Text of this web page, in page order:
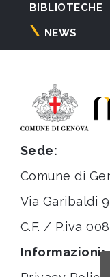
BIBLIOTECHE
NEWS
Sede:
Comune di
Via Garibaldi
C.F. / P.iva
Informazioni: